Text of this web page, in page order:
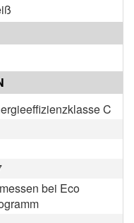
C
bei Eco